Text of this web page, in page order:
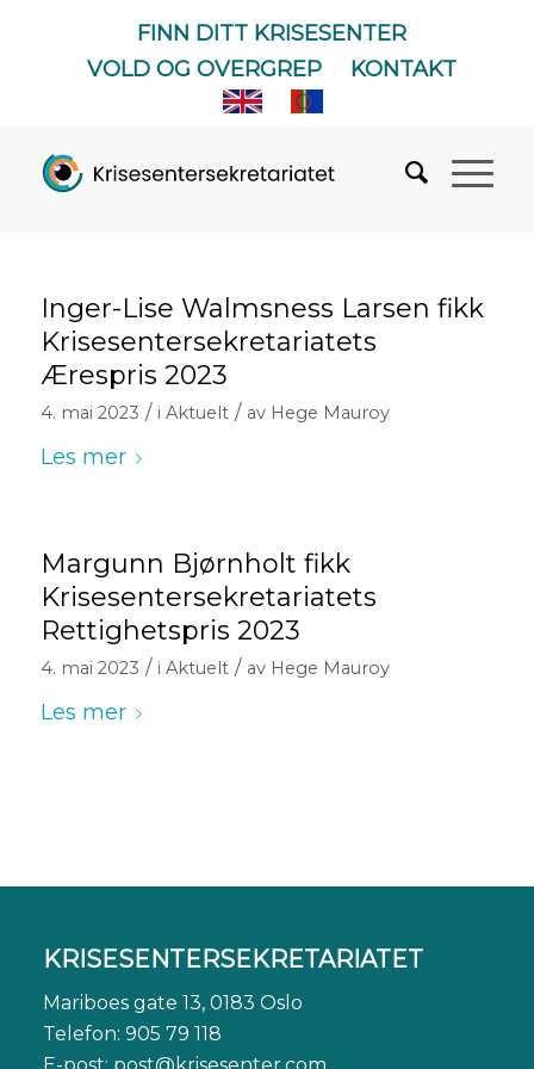
FINN DITT KRISESENTER
VOLD OG OVERGREP
KONTAKT
Inger-Lise Walmsness Larsen fikk
Krisesentersekretariatets
Ærespris 2023
4. mai 2023 / i Aktuelt / av Hege Mauroy
Les mer
Margunn Bjørnholt fikk
Krisesentersekretariatets
Rettighetspris 2023
4. mai 2023 / i Aktuelt / av Hege Mauroy
Les mer
KRISESENTERSEKRETARIATET
Mariboes gate 13, 0183 Oslo
Telefon: 905 79 118